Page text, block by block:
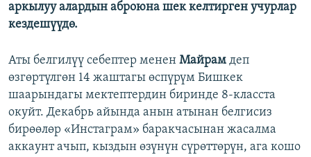
аркылуу алардын аброюна шек келтирген учурлар
кездешүүдө.
Аты белгилүү себептер менен Майрам деп
өзгөртүлгөн 14 жаштагы өспүрүм Бишкек
шаарындагы мектептердин биринде 8-класста
окуйт. Декабрь айында анын атынан белгисиз
бирөөлөр «Инстаграм» баракчасынан жасалма
аккаунт ачып, кыздын өзүнүн сүрөттөрүн, ага кошо